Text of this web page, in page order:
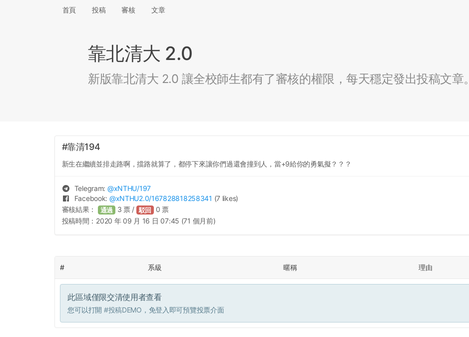
首頁 投稿 審核 文章
靠北清大 2.0
新版靠北清大 2.0 讓全校師生都有了審核的權限，每天穩定發出投稿文章。
#靠清194
新生在繼續並排走路啊，擋路就算了，都停下來讓你們過還會撞到人，當+9給你的勇氣擬？？？
Telegram: @xNTHU/197
Facebook: @xNTHU2.0/167828818258341 (7 likes)
審核結果： 通過 3 票 / 駁回 0 票
投稿時間： 2020 年 09 月 16 日 07:45 (71 個月前)
# 系級 暱稱 理由
此區域僅限交清使用者查看
您可以打開 #投稿DEMO ，免登入即可預覽投票介面